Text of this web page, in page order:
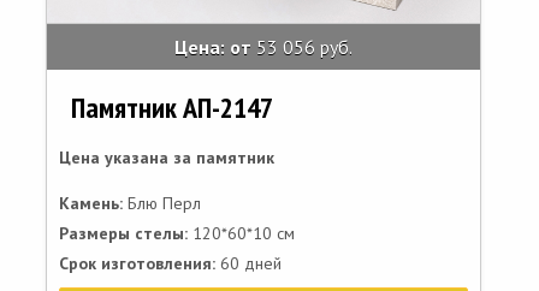
Цена: от 53 056 руб.
Памятник АП-2147
Цена указана за памятник
Камень: Блю Перл
Размеры стелы: 120*60*10 см
Срок изготовления: 60 дней